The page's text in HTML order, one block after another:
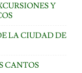
Y
LA CIUDAD DE
CANTOS